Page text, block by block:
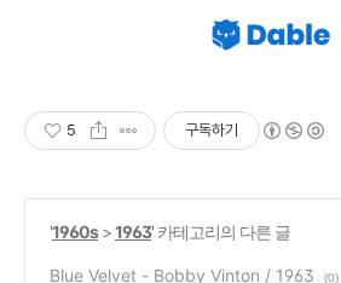
5 구독하기
'1960s>1963' 카테고리의 다른 글
Blue Velvet - Bobby Vinton / 1963 (0)